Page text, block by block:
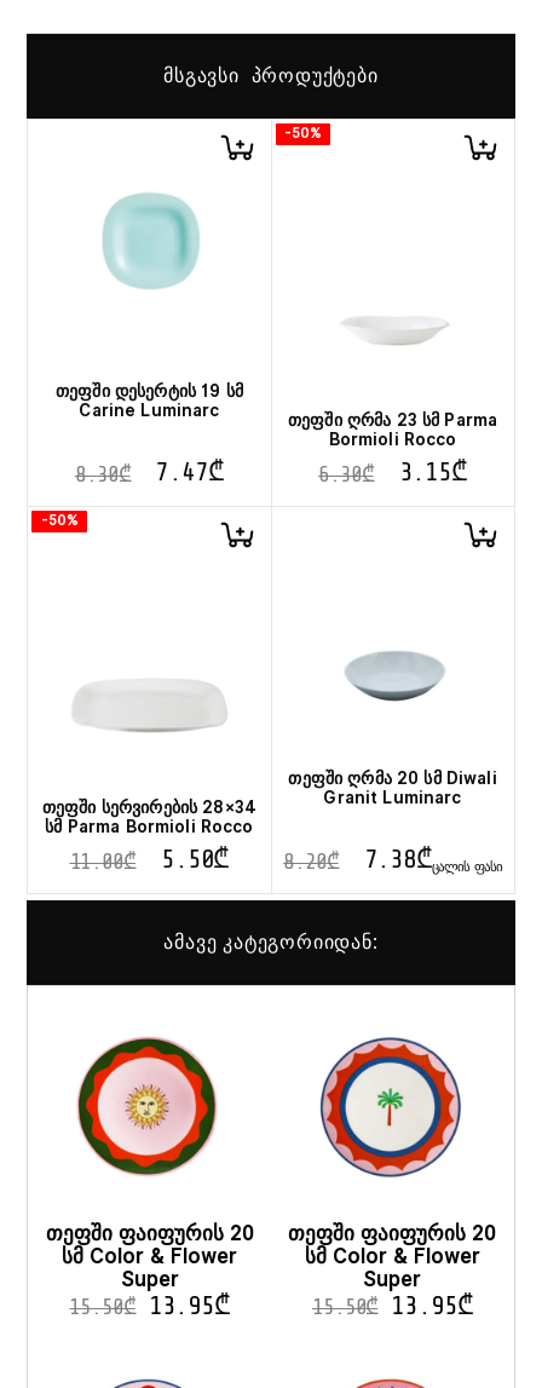
ᲛᲡᲒᲐᲕᲡᲘ ᲞᲠᲝᲓᲣᲥᲢᲔᲑᲘ
თეფში დესერტის 19 სმ
Carine Luminarc
8.30₾ 7.47₾
-50%
თეფში ღრმა 23 სმ Parma
Bormioli Rocco
6.30₾ 3.15₾
-50%
თეფში სერვირების 28×34
სმ Parma Bormioli Rocco
11.00₾ 5.50₾
თეფში ღრმა 20 სმ Diwali
Granit Luminarc
8.20₾ 7.38₾ᲪᲐᲚᲘᲡ ᲤᲐᲡᲘ
ამავე კატეგორიიდან:
თეფში ფაიფურის 20
სმ Color & Flower
Super
15.50₾ 13.95₾
თეფში ფაიფურის 20
სმ Color & Flower
Super
15.50₾ 13.95₾